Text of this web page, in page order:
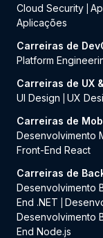
Cloud Security
Aplicações
Carreiras de
Platform
Carreiras de UX
UI Design
UX
Carreiras de
Desenvolvimento
Front-End React
Carreiras de
Desenvolvimento
End .NET
Desenvolvimento
End Node.js